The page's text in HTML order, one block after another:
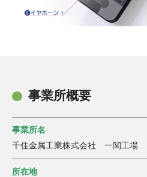
事業所概要
事業所名
千住金属工業株式会社 一関工場
所在地